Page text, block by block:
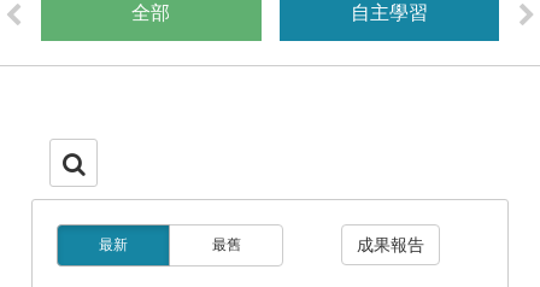
全部 自主學習
最新 最舊 成果報告